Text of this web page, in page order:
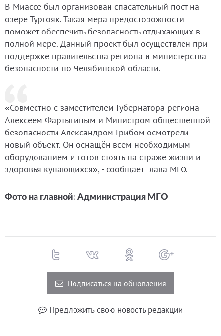
В Миассе был организован спасательный пост на
озере Тургояк. Такая мера предосторожности
поможет обеспечить безопасность отдыхающих в
полной мере. Данный проект был осуществлен при
поддержке правительства региона и министерства
безопасности по Челябинской области.
«Совместно с заместителем Губернатора региона
Алексеем Фартыгиным и Министром общественной
безопасности Александром Грибом осмотрели
новый объект. Он оснащён всем необходимым
оборудованием и готов стоять на страже жизни и
здоровья купающихся», - сообщает глава МГО.
Фото на главной: Администрация МГО
Подписаться на обновления
Предложить свою новость редакции